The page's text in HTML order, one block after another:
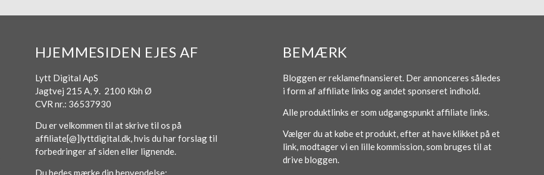
HJEMMESIDEN EJES AF
Lytt Digital ApS
Jagtvej 215 A, 9. 2100 Kbh Ø
CVR nr.: 36537930
Du er velkommen til at skrive til os på
affiliate[@]lyttdigital.dk, hvis du har forslag til
forbedringer af siden eller lignende.
BEMÆRK
Bloggen er reklamefinansieret. Der annonceres således
i form af affiliate links og andet sponseret indhold.
Alle produktlinks er som udgangspunkt affiliate links.
Vælger du at købe et produkt, efter at have klikket på et
link, modtager vi en lille kommission, som bruges til at
drive bloggen.